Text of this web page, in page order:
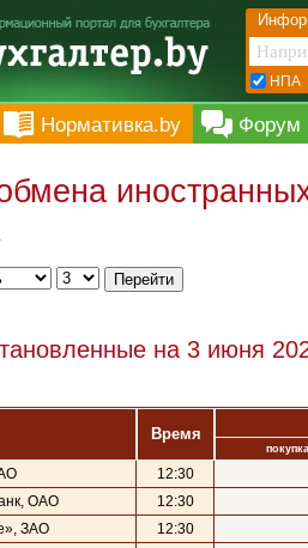
НПА
Нормативка.by Форум
на 3 июня
Время
покупка
12:30
ОАО
12:30
ЗАО
12:30